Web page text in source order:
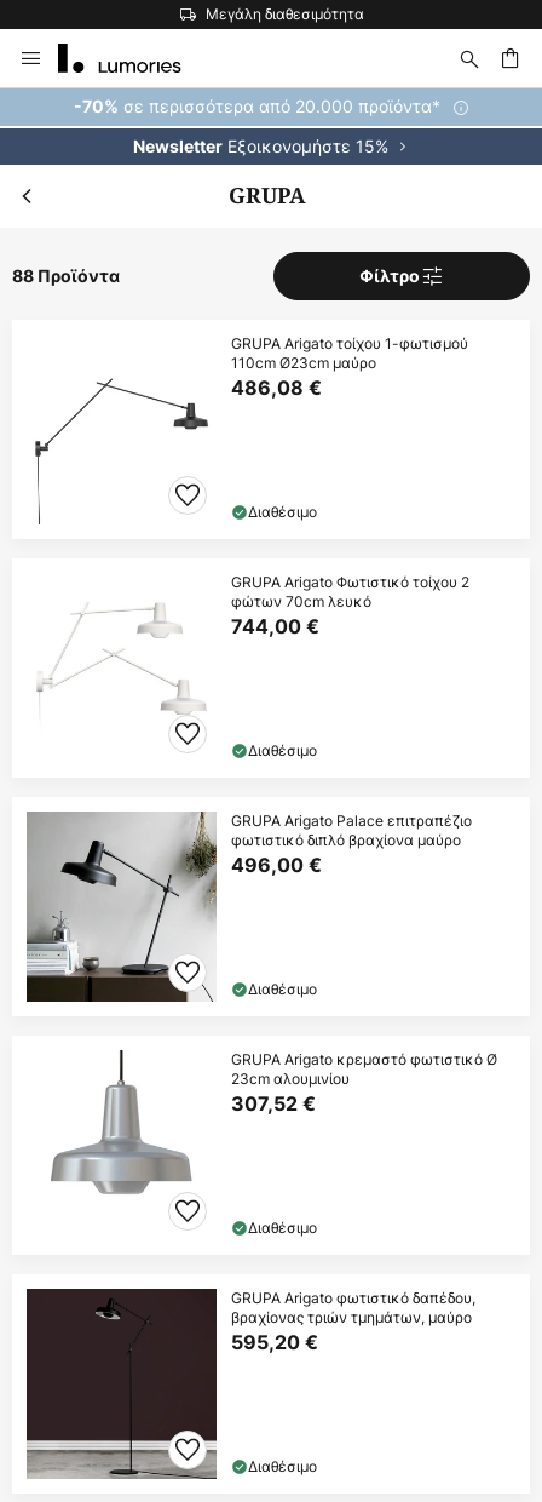
Η μεγαλύτερη επιλογή εμπορικών σημάτων στην Ευρώπη
Μετάβαση
στο
περιεχόμενο
-70% σε περισσότερα από 20.000 προϊόντα*
Newsletter Εξοικονομήστε 15%
GRUPA
88 Προϊόντα Φίλτρο
GRUPA Arigato τοίχου 1-φωτισμού
110cm Ø23cm μαύρο
486,08 €
Διαθέσιμο
GRUPA Arigato Φωτιστικό τοίχου 2
φώτων 70cm λευκό
744,00 €
Διαθέσιμο
GRUPA Arigato Palace επιτραπέζιο
φωτιστικό διπλό βραχίονα μαύρο
496,00 €
Διαθέσιμο
GRUPA Arigato κρεμαστό φωτιστικό Ø
23cm αλουμινίου
307,52 €
Διαθέσιμο
GRUPA Arigato φωτιστικό δαπέδου,
βραχίονας τριών τμημάτων, μαύρο
595,20 €
Διαθέσιμο